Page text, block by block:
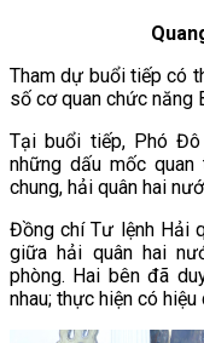
Tham dự buổi tiếp có
số cơ quan chức năng
Tại buổi tiếp, Phó
những dấu mốc
chung, hải quân hai
Đồng chí Tư lệnh Hải
giữa hải quân hai
phòng. Hai bên đã
nhau; thực hiện có